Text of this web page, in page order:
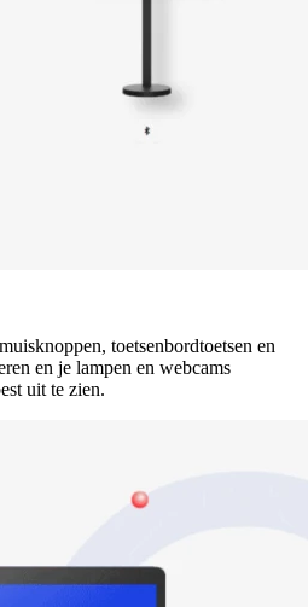
toetsenbordtoetsen en
en je lampen en webcams
uit te zien.